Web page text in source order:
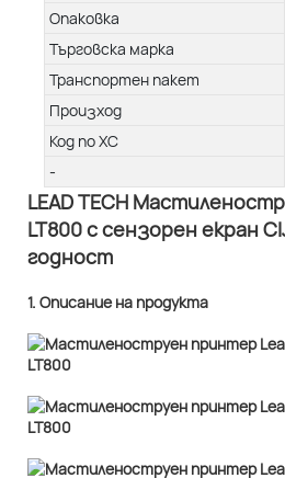
Опаковка
Търговска марка
Транспортен пакет
Произход
Код по ХС
-
LEAD TECH
LT800 с сензорен екран
годност
1. Описание на продукта